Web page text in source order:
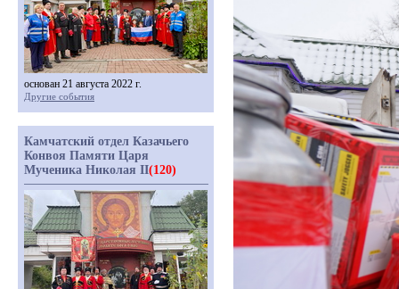
основан 21 августа 2022 г.
Другие события
Камчатский отдел Казачьего
Конвоя Памяти Царя
Мученика Николая II(120)